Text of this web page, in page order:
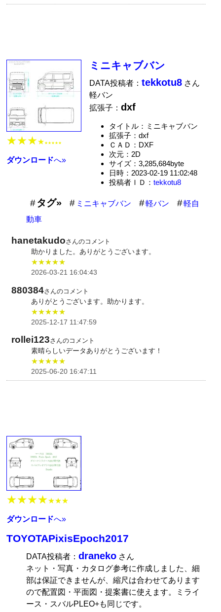
★★★★ ★★★★★
ダウンロードへ»
ミニキャブバン
DATA投稿者：tekkotu8 さん
軽バン
拡張子：dxf
タイトル：ミニキャブバン
拡張子：dxf
ＣＡＤ：DXF
次元：2D
サイズ：3,285,684byte
日時：2023-02-19 11:02:48
投稿者ＩＤ： tekkotu8
タグ» ミニキャブバン 軽バン
軽自
動車
hanetakudoさんのコメント
助かりました。ありがとうございます。
★★★★★
2026-03-21 16:04:43
880384さんのコメント
ありがとうございます。助かります。
★★★★★
2025-12-17 11:47:59
rollei123さんのコメント
素晴らしいデータありがとうございます！
★★★★★
2025-06-20 16:47:11
★★★★★★★
ダウンロードへ»
TOYOTAPixisEpoch2017
DATA投稿者：draneko さん
ネット・写真・カタログ参考に作成しました、細
部は保証できませんが、縮尺は合わせてあります
ので配置図・平面図・提案書に使えます。ミライ
ース・スバルPLEO+も同じです。